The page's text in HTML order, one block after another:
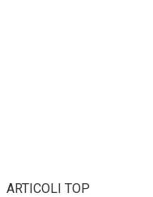
ARTICOLI TOP